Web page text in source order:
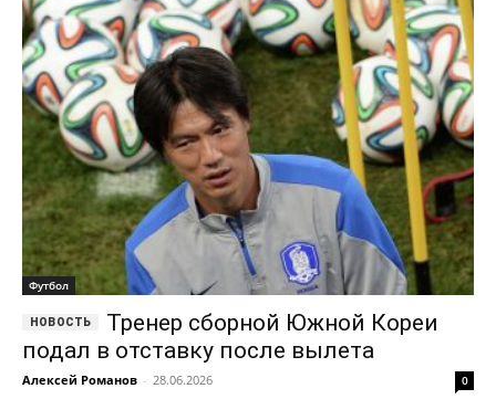
Футбол
Тренер сборной Южной Кореи
подал в отставку после вылета
Алексей Романов - 28.06.2026 0